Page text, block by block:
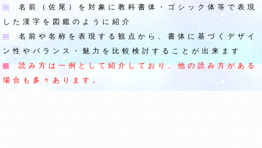
名前（佐尾）を対象に教科書体・ゴシック体等で表現
した漢字を図鑑のように紹介
名前や名称を表現する観点から、書体に基づくデザイ
ン性やバランス・魅力を比較検討することが出来ます
読み方は一例として紹介しており、他の読み方がある
場合も多々あります。